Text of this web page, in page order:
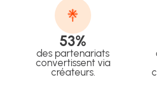
53%
des partenariats
convertissent via
créateurs.